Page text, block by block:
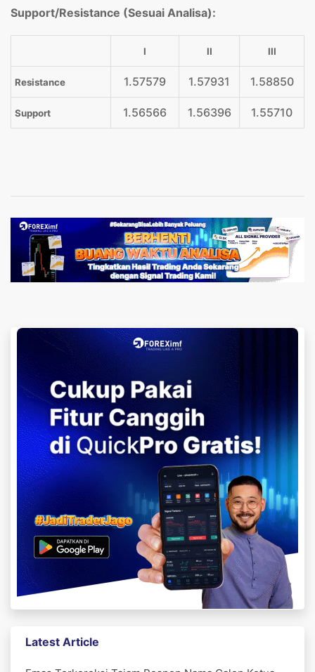
Support/Resistance (Sesuai Analisa):
I II III
Resistance 1.57579 1.57931 1.58850
Support 1.56566 1.56396 1.55710
Latest Article